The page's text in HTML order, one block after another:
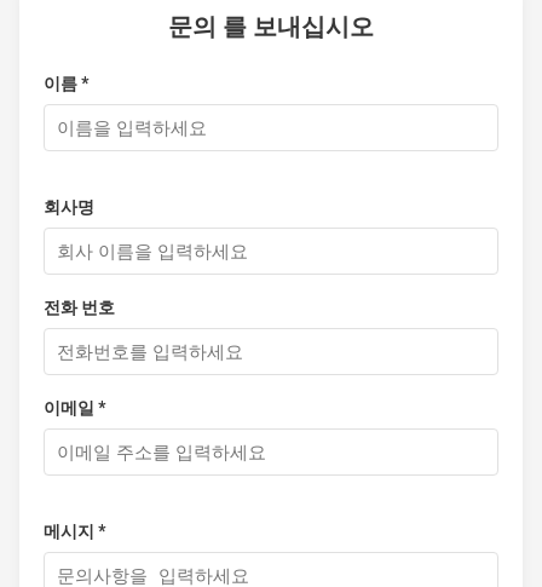
문의 를 보내십시오
이름 *
회사명
전화 번호
이메일 *
메시지 *